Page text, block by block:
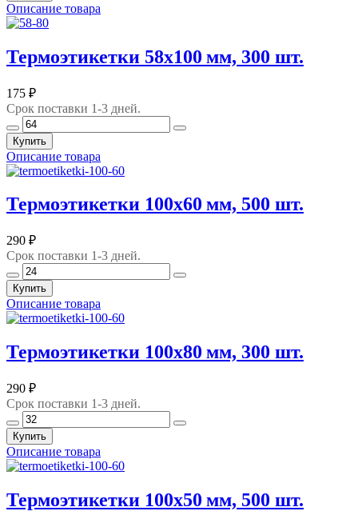
Описание товара
Термоэтикетки 58х100 мм, 300 шт.
175 ₽
Срок поставки 1-3 дней.
Купить
Описание товара
Термоэтикетки 100х60 мм, 500 шт.
290 ₽
Срок поставки 1-3 дней.
Купить
Описание товара
Термоэтикетки 100х80 мм, 300 шт.
290 ₽
Срок поставки 1-3 дней.
Купить
Описание товара
Термоэтикетки 100х50 мм, 500 шт.